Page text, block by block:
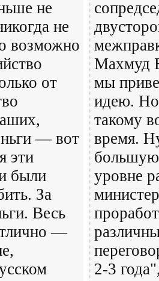
не
не
возможно
от
— вот
эти
были
За
Весь
—
Махмуд
мы
идею. Но
такому
время.
большую
уровне
2-3